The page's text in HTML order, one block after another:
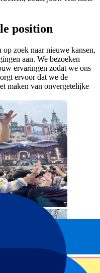
position
zoek naar nieuwe kansen,
aan. We bezoeken
ervaringen zodat we ons
ervoor dat we de
maken van onvergetelijke